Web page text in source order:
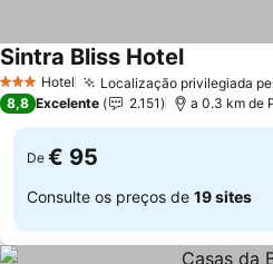
3 EstrelasHotel Localização privilegiada
Sintra Bliss Hotel
8,8 Excelente 2.151 a 0.3 km de
De € 95
Consulte os preços de 19 sites